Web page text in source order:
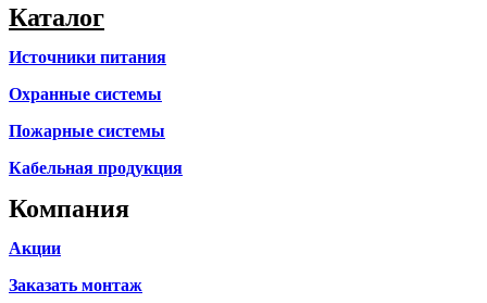
Каталог
Источники питания
Охранные системы
Пожарные системы
Кабельная продукция
Компания
Акции
Заказать монтаж